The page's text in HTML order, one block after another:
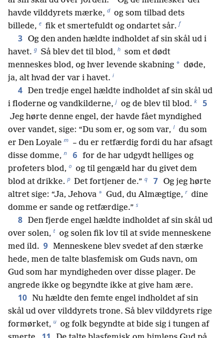
havde vilddyrets mærke, d og som tilbad dets
billede, e fik et smertefuldt og ondartet sår. f
3 Og den anden hældte indholdet af sin skål ud i
havet. g Så blev det til blod, h som et dødt
menneskes blod, og hver levende skabning * døde,
ja, alt hvad der var i havet. i
4 Den tredje engel hældte indholdet af sin skål ud
i floderne og vandkilderne, j og de blev til blod. k 5
Jeg hørte denne engel, der havde fået myndighed
over vandet, sige: “Du som er, og som var, l du som
er Den Loyale m – du er retfærdig fordi du har afsagt
disse domme, n 6 for de har udgydt helliges og
profeters blod, o og til gengæld har du givet dem
blod at drikke. p Det fortjener de.” q 7 Og jeg hørte
altret sige: “Ja, Jehova * Gud, du Almægtige, r dine
domme er sande og retfærdige.” s
8 Den fjerde engel hældte indholdet af sin skål ud
over solen, t og solen fik lov til at svide menneskene
med ild. 9 Menneskene blev svedet af den stærke
hede, men de talte blasfemisk om Guds navn, om
Gud som har myndigheden over disse plager. De
angrede ikke og begyndte ikke at give ham ære.
10 Nu hældte den femte engel indholdet af sin
skål ud over vilddyrets trone. Så blev vilddyrets rige
formørket, u og folk begyndte at bide sig i tungen af